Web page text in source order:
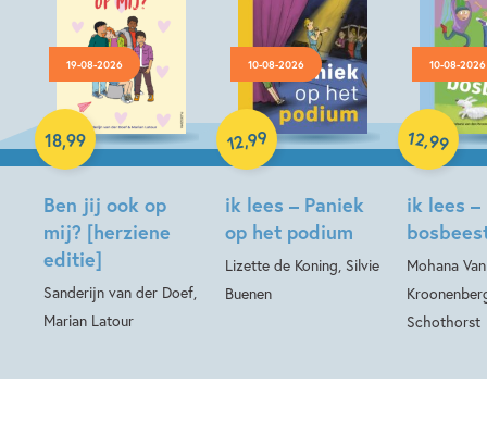
19-08-2026
Ben jij ook op
mij? [herziene
editie]
Sanderijn van der Doef,
Marian Latour
18,99
Hardcover
10-08-2026
ik lees – Paniek
op het podium
Lizette de Koning, Silvie
Buenen
12,99
Hardcover
10-08-2026
ik lees –
Mohana
Schothorst
12,99
Hardcover